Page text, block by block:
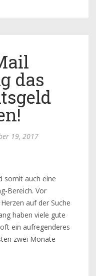
das
19, 2017
somit auch eine
Bereich. Vor
auf der Suche
haben viele gute
ein aufregenderes
zwei Monate